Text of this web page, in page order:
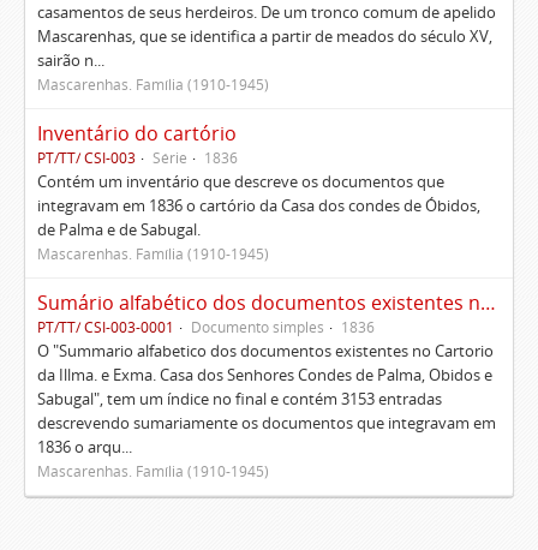
casamentos de seus herdeiros. De um tronco comum de apelido
Mascarenhas, que se identifica a partir de meados do século XV,
sairão n...
Mascarenhas. Família (1910-1945)
Inventário do cartório
PT/TT/ CSI-003 Série 1836
Contém um inventário que descreve os documentos que
integravam em 1836 o cartório da Casa dos condes de Óbidos,
de Palma e de Sabugal.
Mascarenhas. Família (1910-1945)
Sumário alfabético dos documentos existentes no Cartório da Ilustríssima e Excelentíssima Casa dos senhores condes de Palma, Óbidos e Sabugal
PT/TT/ CSI-003-0001 Documento simples 1836
O "Summario alfabetico dos documentos existentes no Cartorio
da Illma. e Exma. Casa dos Senhores Condes de Palma, Obidos e
Sabugal", tem um índice no final e contém 3153 entradas
descrevendo sumariamente os documentos que integravam em
1836 o arqu...
Mascarenhas. Família (1910-1945)